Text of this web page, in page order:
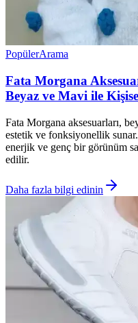
PopülerArama
Fata Morgana
Beyaz ve Mavi ile
Fata Morgana aksesuarları,
estetik ve fonksiyonellik
enerjik ve genç bir görünüm
edilir.
Daha fazla bilgi edinin